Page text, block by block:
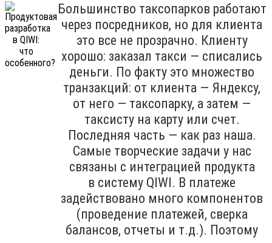
Большинство таксопарков работают
через посредников, но для клиента
это все не прозрачно. Клиенту
хорошо: заказал такси — списались
деньги. По факту это множество
транзакций: от клиента — Яндексу,
от него — таксопарку, а затем —
таксисту на карту или счет.
Последняя часть — как раз наша.
Самые творческие задачи у нас
связаны с интеграцией продукта
в систему QIWI. В платеже
задействовано много компонентов
(проведение платежей, сверка
балансов, отчеты и т.д.). Поэтому